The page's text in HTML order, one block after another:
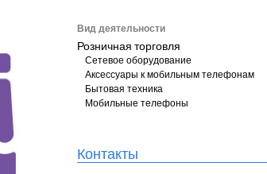
Вид деятельности
Розничная торговля
Сетевое оборудование
Аксессуары к мобильным телефонам
Бытовая техника
Мобильные телефоны
Контакты